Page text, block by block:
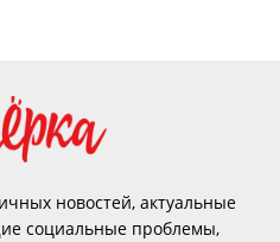
новостей, актуальные
социальные проблемы,